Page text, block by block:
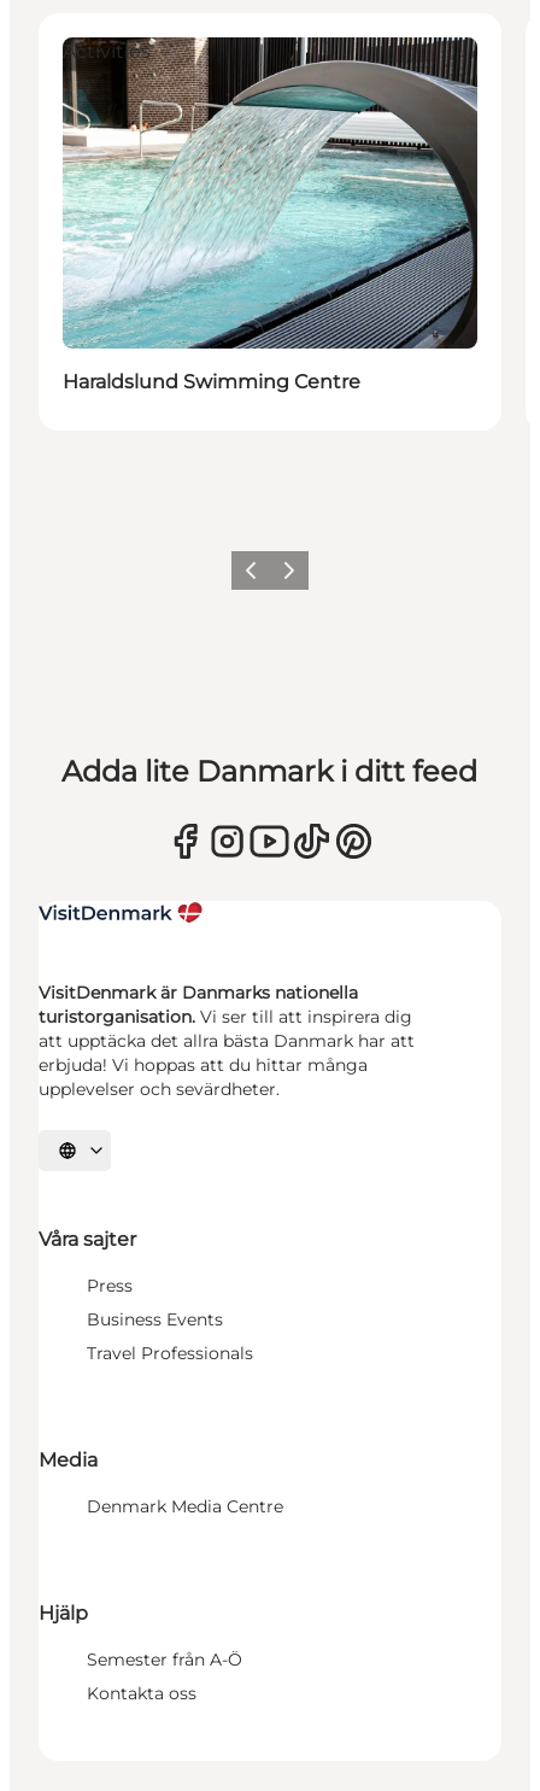
Activities
Haraldslund Swimming Centre
Föregående
Nästa
Adda lite Danmark i ditt feed
VisitDenmark är Danmarks nationella
turistorganisation. Vi ser till att inspirera dig
att upptäcka det allra bästa Danmark har att
erbjuda! Vi hoppas att du hittar många
upplevelser och sevärdheter.
Välj språk
Våra sajter
Press
Business Events
Travel Professionals
Media
Denmark Media Centre
Hjälp
Semester från A-Ö
Kontakta oss